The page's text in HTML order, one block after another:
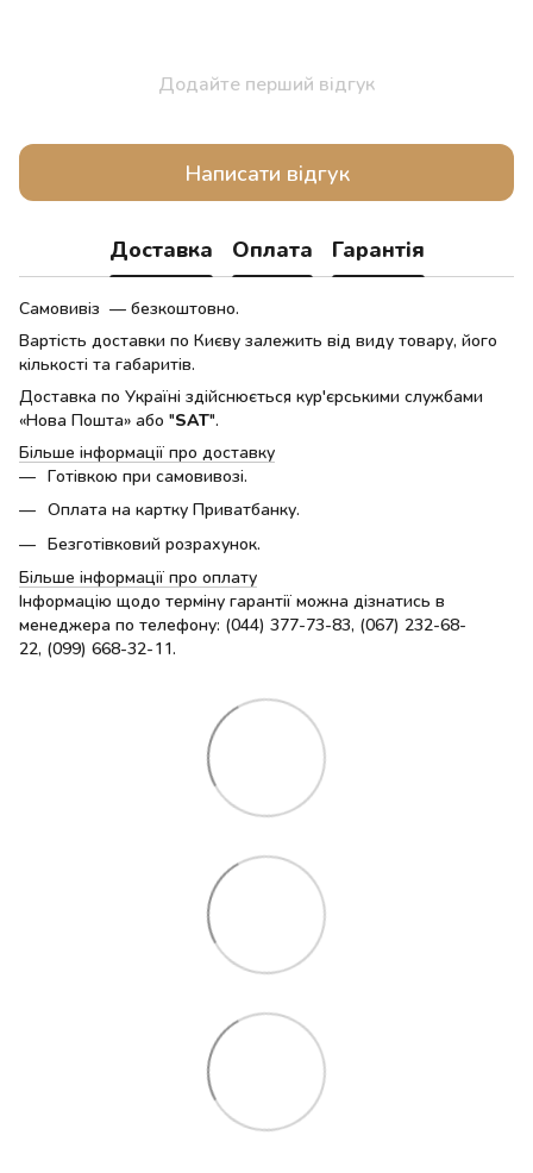
Додайте перший відгук
Написати відгук
Доставка Оплата Гарантія
Самовивіз — безкоштовно.
Вартість доставки по Києву залежить від виду товару, його
кількості та габаритів.
Доставка по Україні здійснюється кур'єрськими службами
«Нова Пошта» або "SAT".
Більше інформації про доставку
Готівкою при самовивозі.
Оплата на картку Приватбанку.
Безготівковий розрахунок.
Більше інформації про оплату
Інформацію щодо терміну гарантії можна дізнатись в
менеджера по телефону: (044) 377-73-83, (067) 232-68-
22, (099) 668-32-11.